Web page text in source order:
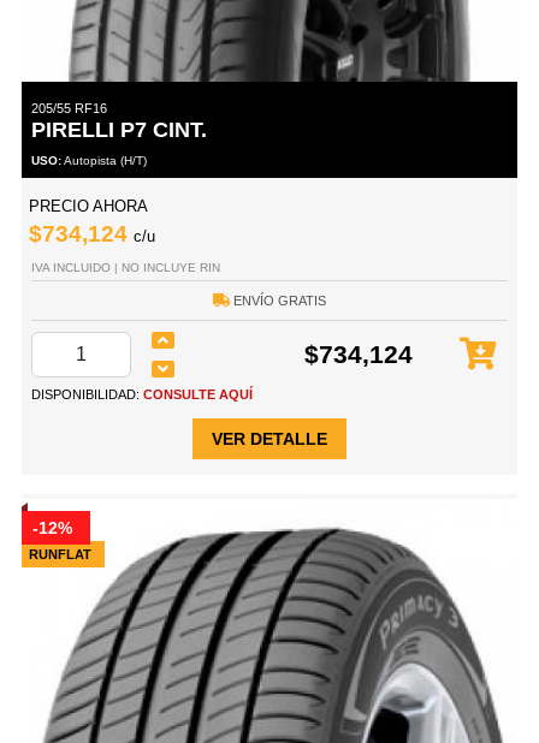
205/55 RF16
PIRELLI P7 CINT.
USO:Autopista (H/T)
PRECIO AHORA
$734,124 c/u
IVA INCLUIDO | NO INCLUYE RIN
ENVÍO GRATIS
$734,124
DISPONIBILIDAD: CONSULTE AQUÍ
VER DETALLE
RUNFLAT
-12%